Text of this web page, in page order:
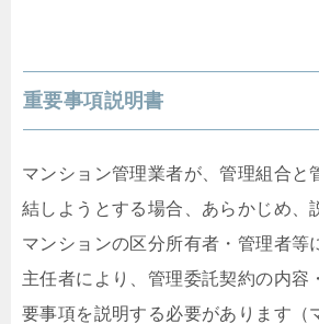
重要事項説明書
マンション管理業者が、管理組合と
結しようとする場合、あらかじめ、
マンションの区分所有者・管理者等
主任者により、管理委託契約の内容
要事項を説明する必要があります（